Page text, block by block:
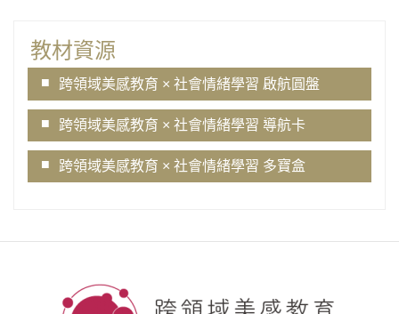
教材資源
跨領域美感教育 × 社會情緒學習 啟航圓盤
跨領域美感教育 × 社會情緒學習 導航卡
跨領域美感教育 × 社會情緒學習 多寶盒